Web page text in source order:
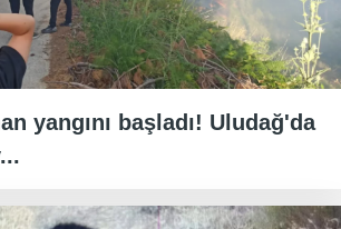
yangını başladı! Uludağ'da